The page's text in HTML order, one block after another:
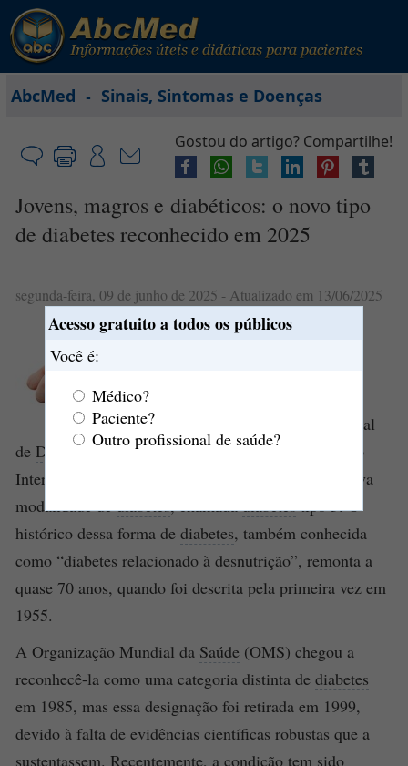
Acesso gratuito a todos os públicos
Você é:
Médico?
Paciente?
Outro profissional de saúde?
AbcMed - Sinais, Sintomas e Doenças
Gostou do artigo? Compartilhe!
Jovens, magros e diabéticos: o novo tipo
de diabetes reconhecido em 2025
segunda-feira, 09 de junho de 2025 - Atualizado em 13/06/2025
Muito recentemente (8 de abril de
2025, durante o Congresso Mundial
de Diabetes em Bangkok, na Tailândia), a Federação
Internacional de
(IDF) reconheceu uma nova
modalidade dediabetes, chamadadiabetestipo 5. O
histórico dessa forma de diabetes, também conhecida
como “diabetes relacionado à desnutrição”, remonta a
quase 70 anos, quando foi descrita pela primeira vez em
1955.
A Organização Mundial da Saúde (OMS) chegou a
reconhecê-la como uma categoria distinta de diabetes
em 1985, mas essa designação foi retirada em 1999,
devido à falta de evidências científicas robustas que a
sustentassem. Recentemente, a condição tem sido